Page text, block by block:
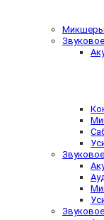
Микшеры